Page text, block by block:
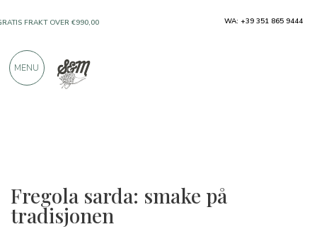
Fregola sarda: smake på
tradisjonen
PRODUKTER FRA FREMRAGENDE
900 POSITIVE ANMELDELSER
WA: +39 351 865 9444
MENU